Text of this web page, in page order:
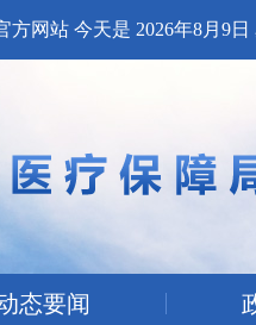
方网站 今天是 2026年8月9
态要闻